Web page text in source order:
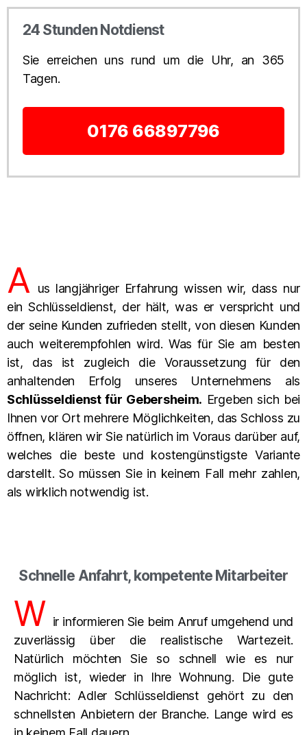
24 Stunden Notdienst
Sie erreichen uns rund um die Uhr, an 365
Tagen.
0176 66897796
A
us langjähriger Erfahrung wissen wir, dass nur
ein Schlüsseldienst, der hält, was er verspricht und
der seine Kunden zufrieden stellt, von diesen Kunden
auch weiterempfohlen wird. Was für Sie am besten
ist, das ist zugleich die Voraussetzung für den
anhaltenden Erfolg unseres Unternehmens als
Schlüsseldienst für Gebersheim. Ergeben sich bei
Ihnen vor Ort mehrere Möglichkeiten, das Schloss zu
öffnen, klären wir Sie natürlich im Voraus darüber auf,
welches die beste und kostengünstigste Variante
darstellt. So müssen Sie in keinem Fall mehr zahlen,
als wirklich notwendig ist.
Schnelle Anfahrt, kompetente Mitarbeiter
W ir informieren Sie beim Anruf umgehend und
zuverlässig über die realistische Wartezeit.
Natürlich möchten Sie so schnell wie es nur
möglich ist, wieder in Ihre Wohnung. Die gute
Nachricht: Adler Schlüsseldienst gehört zu den
schnellsten Anbietern der Branche. Lange wird es